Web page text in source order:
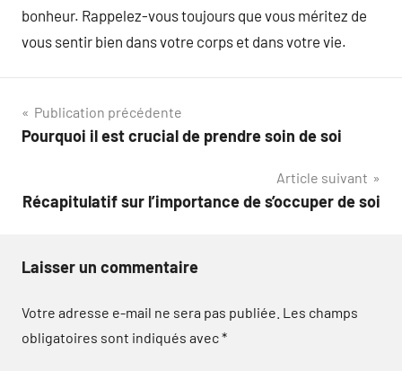
bonheur. Rappelez-vous toujours que vous méritez de
vous sentir bien dans votre corps et dans votre vie.
Navigation
de
Publication précédente
Pourquoi il est crucial de prendre soin de soi
Article suivant
Récapitulatif sur l’importance de s’occuper de soi
Laisser un commentaire
Votre adresse e-mail ne sera pas publiée. Les champs
obligatoires sont indiqués avec*